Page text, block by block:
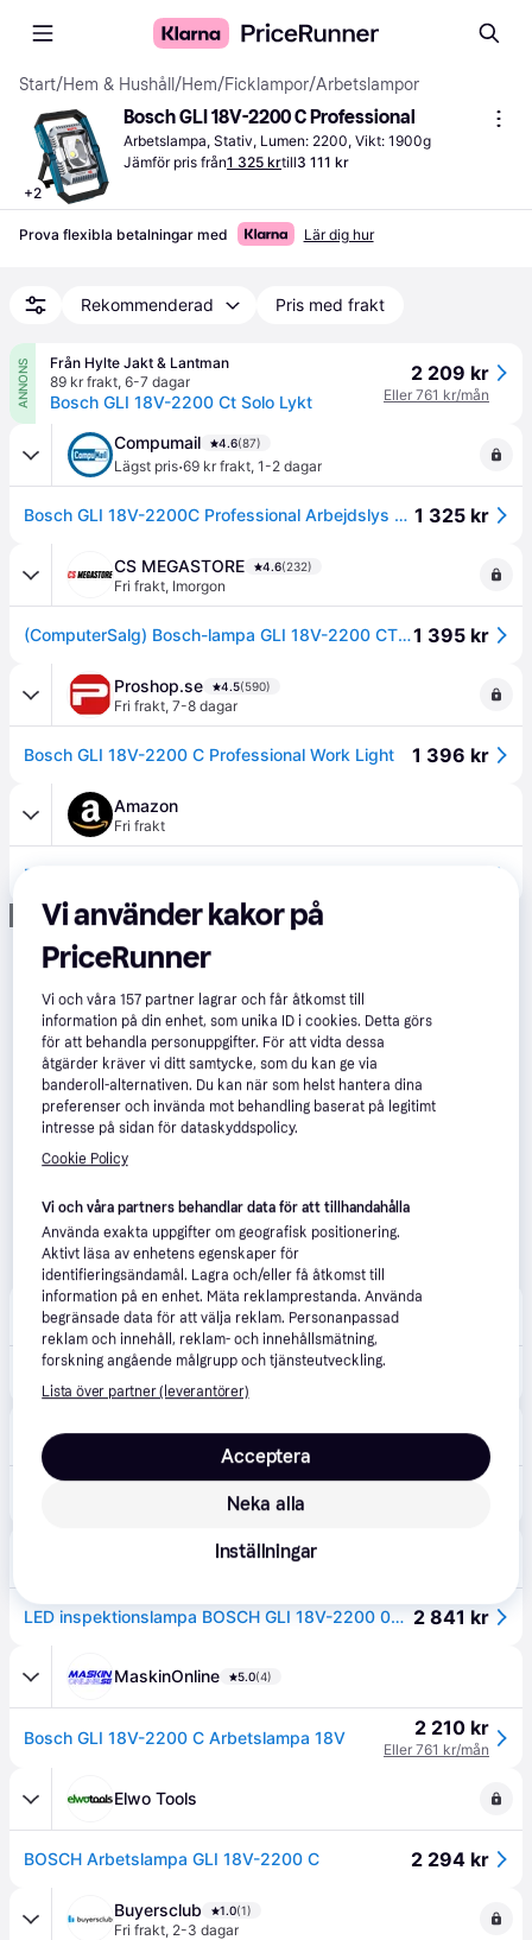
Start/Hem & Hushåll /Hem/Ficklampor/Arbetslampor
+2
Bosch GLI 18V-2200 C Professional
Arbetslampa, Stativ, Lumen: 2200, Vikt: 1900g
Jämför pris från1 325 krtill3 111 kr
Prova flexibla betalningar med Lär dig hur
Rekommenderad Pris med frakt
ANNONS
Från Hylte Jakt & Lantman
89 kr frakt, 6-7 dagar
Bosch GLI 18V-2200 Ct Solo Lykt
2 209 kr
Eller 761 kr/mån
Compumail 4.6(87)
Lägst pris·69 kr frakt, 1-2 dagar
Bosch GLI 18V-2200C Professional Arbejdslys --> I lager, forväntat leveransdatum hos dig 07-08-2026 1 325 kr
CS MEGASTORE 4.6(232)
Fri frakt, Imorgon
(ComputerSalg) Bosch-lampa GLI 18V-2200 CT, enskild - SOLO1 395 kr
Proshop.se 4.5(590)
Fri frakt, 7-8 dagar
Bosch GLI 18V-2200 C Professional Work Light 1 396 kr
Amazon
Fri frakt
Annons
Duab 4.5(54)
89 kr frakt,4-5 dagar
Bosch GLI 18V-2200 Ct Solo Lykt
6-7 dagar
Bosch GLI 18V-2200 Ct Solo Lykt 2 209 kr
LED inspektionslampa BOSCH GLI 18V-2200 0601446501 2 841 kr
MaskinOnline 5.0(4)
Bosch GLI 18V-2200 C Arbetslampa 18V 2 210 kr
Eller 761 kr/mån
Elwo Tools
BOSCH Arbetslampa GLI 18V-2200 C 2 294 kr
Buyersclub 1.0(1)
Fri frakt, 2-3 dagar
Vi använder kakor på
PriceRunner
Vi och våra157 partner lagrar och får åtkomst till
information på din enhet, som unika ID i cookies. Detta görs
för att behandla personuppgifter. För att vidta dessa
åtgärder kräver vi ditt samtycke, som du kan ge via
banderoll-alternativen. Du kan när som helst hantera dina
preferenser och invända mot behandling baserat på legitimt
intresse på sidan för dataskyddspolicy.
Cookie Policy
Vi och våra partners behandlar data för att tillhandahålla
Använda exakta uppgifter om geografisk positionering.
Aktivt läsa av enhetens egenskaper för
identifieringsändamål. Lagra och/eller få åtkomst till
information på en enhet. Mäta reklamprestanda. Använda
begränsade data för att välja reklam. Personanpassad
reklam och innehåll, reklam- och innehållsmätning,
forskning angående målgrupp och tjänsteutveckling.
Lista över partner (leverantörer)
Neka alla
Acceptera
Inställningar